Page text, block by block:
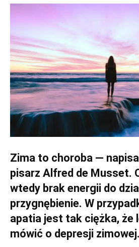
Zima to choroba —
pisarz Alfred de Musset.
wtedy brak energii do
przygnębienie. W
apatia jest tak ciężka, że
mówić o depresji zimowej.